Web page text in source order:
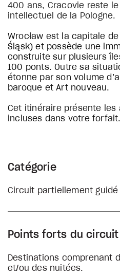
400 ans, Cracovie reste
intellectuel de la Pologne.
Wrocław est la capitale
Śląsk) et possède une
construite sur plusieurs
100 ponts. Outre sa
étonne par son volume
baroque et Art nouveau.
Cet itinéraire présente
incluses dans votre forfait.
Catégorie
Circuit partiellement guidé
Points forts du circuit
Destinations comprenant
et/ou des nuitées.